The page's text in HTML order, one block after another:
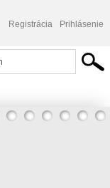
Registrácia Prihlásenie